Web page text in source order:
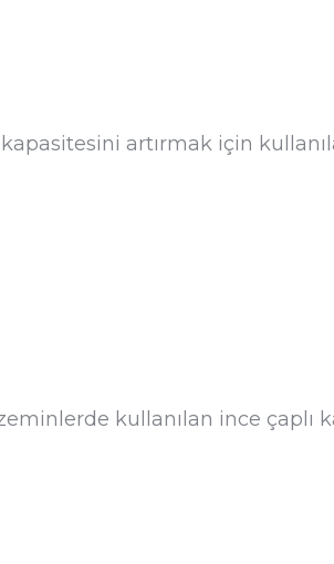
kapasitesini artırmak için
kullanılan ince çaplı